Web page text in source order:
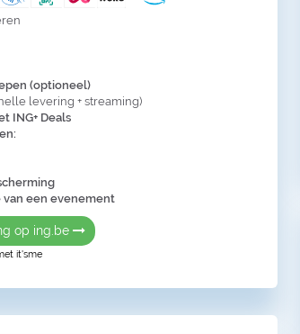
(optioneel)
levering + streaming)
ING+ Deals
van een evenement
op ing.be
it'sme